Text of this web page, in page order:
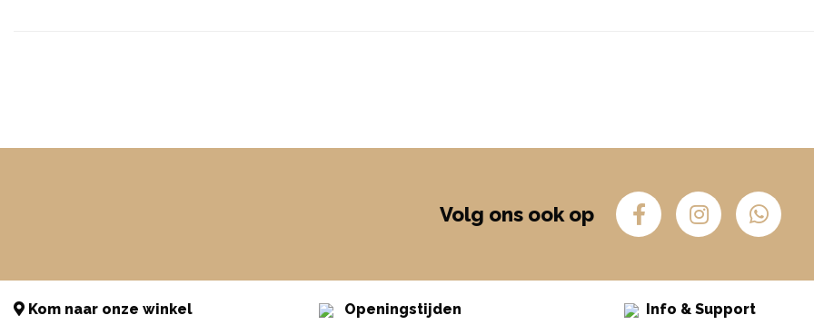
Volg ons ook op
Kom naar onze winkel Openingstijden Info & Support